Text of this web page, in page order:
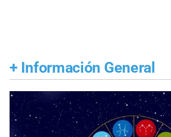
+ Información General